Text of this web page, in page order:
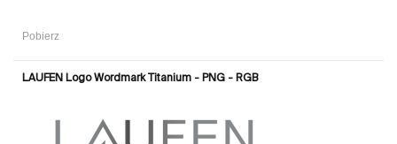
Pobierz
LAUFEN Logo Wordmark Titanium - PNG - RGB